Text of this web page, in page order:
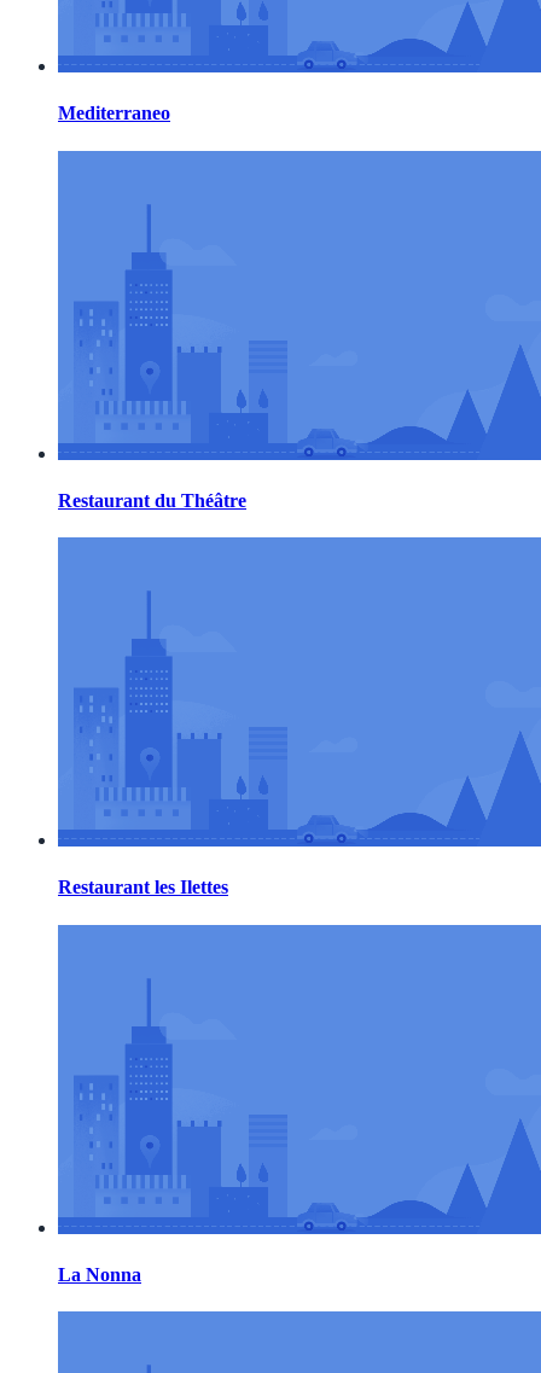
Mediterraneo
Restaurant du Théâtre
Restaurant les Ilettes
La Nonna